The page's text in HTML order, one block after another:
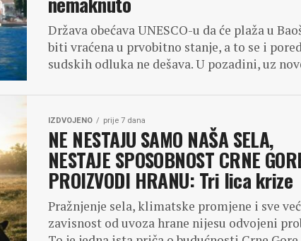
Država obećava UNESCO-u da će plaža u
biti vraćena u prvobitno stanje, a to se i
sudskih odluka ne dešava. U pozadini, uz
IZDVOJENO prije 7 dana
NE NESTAJU SAMO NAŠA SELA,
NESTAJE SPOSOBNOST CRNE
PROIZVODI HRANU: Tri lica krize
Pražnjenje sela, klimatske promjene i sve
zavisnost od uvoza hrane nijesu odvojeni